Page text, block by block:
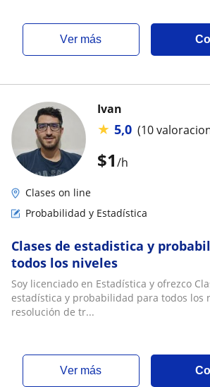
ver más
$1/h
Ivan
★ 5,0 (10
Clases on line
Probabilidad y Estadística
Clases de estadistica y
todos los niveles
Soy licenciado en Estadística y ofrezco
estadística y probabilidad para todos los
resolución de tr...
ver más